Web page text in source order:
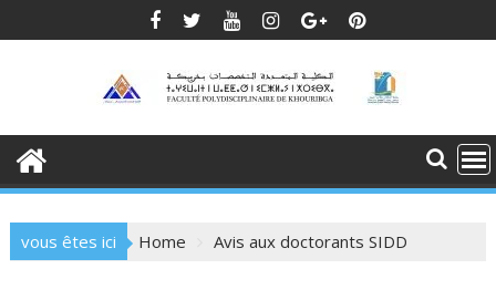
to
vous êtes ici Home Avis aux doctorants SIDD